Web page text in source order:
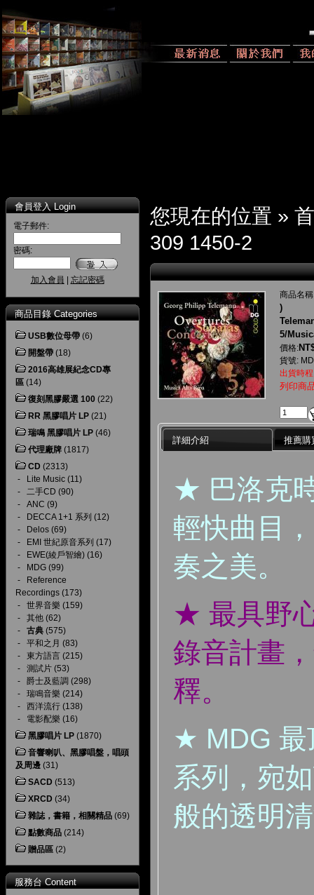
會員登入 Login
電子郵件:
密碼:
加入會員 忘記密碼
商品目錄 Categories
USB數位母帶 (6)
開盤帶 (18)
2016高雄展紀念CD專
區 (14)
復刻黑膠嚴選 100 (22)
RR 黑膠唱片 LP (21)
瑞鳴 黑膠唱片 LP (46)
代理廠牌 (1817)
CD (2313)
-
Lite Music (11)
- 二手CD (90)
- ANC (9)
-
DECCA 1+1 系列 (12)
-
Delos (69)
-
EMI 世紀原音系列 (17)
-
EWE(綾戶智繪) (16)
-
MDG (99)
-
Reference
Recordings (173)
- 世界音樂 (159)
- 其他 (62)
- 古典 (575)
- 平和之月 (83)
- 東方語言 (215)
- 測試片 (53)
- 爵士及藍調 (298)
- 瑞鳴音樂 (214)
- 西洋流行 (138)
- 電影配樂 (16)
黑膠唱片 LP (1870)
音響喇叭、黑膠唱盤，唱頭
及周邊 (31)
SACD (513)
XRCD (34)
雜誌，書籍，相關精品 (69)
點數商品 (214)
贈品區 (2)
服務台 Content
您現在的位置 »
309 1450-2
商品名
)
5/
價格:
貨號:
出貨時
列印商
詳細介紹 推薦購
★ 巴洛克
輕快曲目
奏之美。
★ 最具野
錄音計畫
釋。
★ MDG 最
系列，宛
般的透明